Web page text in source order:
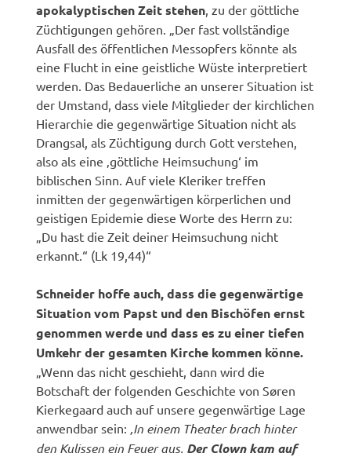
apokalyptischen Zeit stehen , zu der göttliche
Züchtigungen gehören. „Der fast vollständige
Ausfall des öffentlichen Messopfers könnte als
eine Flucht in eine geistliche Wüste interpretiert
werden. Das Bedauerliche an unserer Situation ist
der Umstand, dass viele Mitglieder der kirchlichen
Hierarchie die gegenwärtige Situation nicht als
Drangsal, als Züchtigung durch Gott verstehen,
also als eine ‚göttliche Heimsuchung‘ im
biblischen Sinn. Auf viele Kleriker treffen
inmitten der gegenwärtigen körperlichen und
geistigen Epidemie diese Worte des Herrn zu:
„Du hast die Zeit deiner Heimsuchung nicht
erkannt.“ (Lk 19,44)“
Schneider hoffe auch, dass die gegenwärtige
Situation vom Papst und den Bischöfen ernst
genommen werde und dass es zu einer tiefen
Umkehr der gesamten Kirche kommen könne.
„Wenn das nicht geschieht, dann wird die
Botschaft der folgenden Geschichte von Søren
Kierkegaard auch auf unsere gegenwärtige Lage
anwendbar sein: ‚In einem Theater brach hinter
den Kulissen ein Feuer aus. Der Clown kam auf